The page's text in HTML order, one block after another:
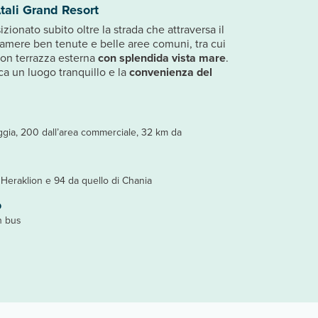
200 dall’area commerciale, 32 km da
e 94 da quello di Chania
bus
Grand Resort
subito oltre la strada che attraversa il
ben tenute e belle aree comuni, tra cui
terrazza esternacon splendida vista mare.
un luogo tranquillo e laconvenienza del